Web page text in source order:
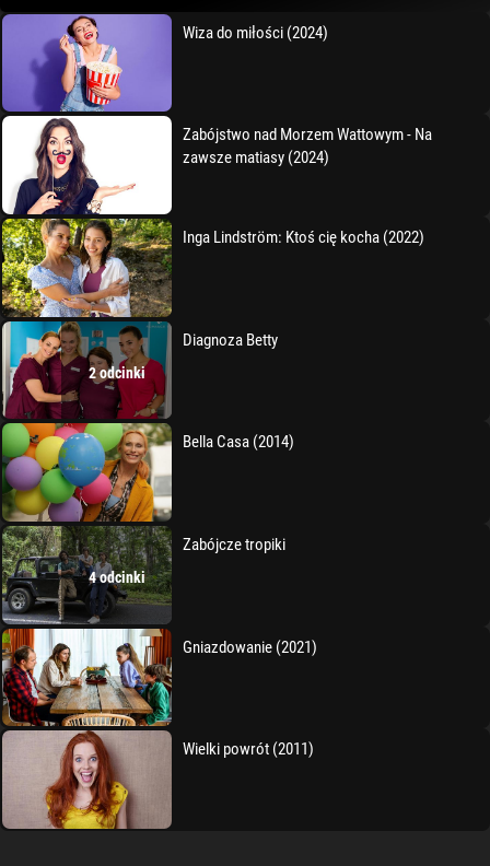
Wiza do miłości (2024)
Zabójstwo nad Morzem Wattowym - Na
zawsze matiasy (2024)
Inga Lindström: Ktoś cię kocha (2022)
2 odcinki
Diagnoza Betty
Bella Casa (2014)
4 odcinki
Zabójcze tropiki
Gniazdowanie (2021)
Wielki powrót (2011)